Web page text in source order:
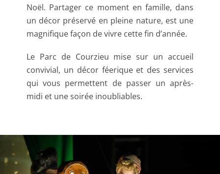
Noël. Partager ce moment en famille, dans
un décor préservé en pleine nature, est une
magnifique façon de vivre cette fin d’année.
Le Parc de Courzieu mise sur un accueil
convivial, un décor féerique et des services
qui vous permettent de passer un après-
midi et une soirée inoubliables.